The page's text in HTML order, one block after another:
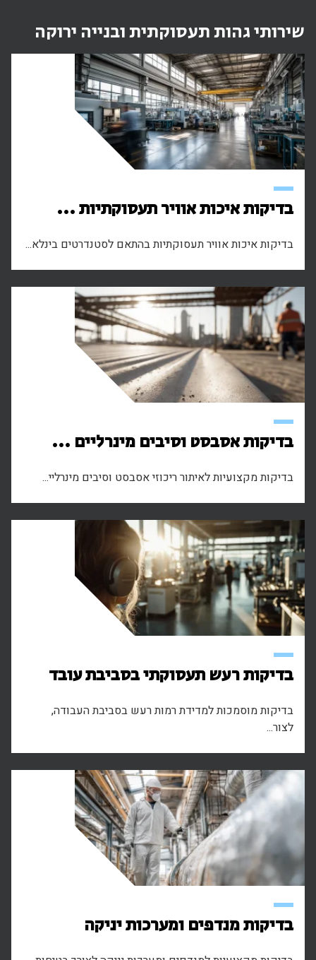
שירותי גהות תעסוקתית ובנייה ירוקה
בדיקות איכות אוויר תעסוקתיות ...
בדיקות איכות אוויר תעסוקתיות בהתאם לסטנדרטים בינלא...
בדיקות אסבסט וסיבים מינרליים ...
בדיקות מקצועיות לאיתור ריכוזי אסבסט וסיבים מינרליי...
בדיקות רעש תעסוקתי בסביבת עובד
בדיקות מוסמכות למדידת רמות רעש בסביבת העבודה,
לצור...
בדיקות מנדפים ומערכות יניקה